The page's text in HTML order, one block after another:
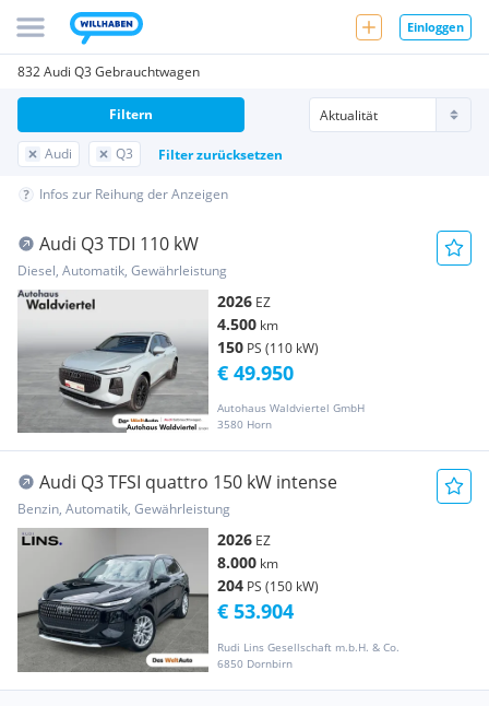
Einloggen
832 Audi Q3 Gebrauchtwagen
Audi Q3 Filter zurücksetzen
Filtern
Infos zur Reihung der Anzeigen
Audi Q3 TDI 110 kW
Diesel, Automatik, Gewährleistung
2026 EZ
4.500 km
150 PS (110 kW)
Autohaus Waldviertel GmbH
3580 Horn
€ 49.950
Audi Q3 TFSI quattro 150 kW intense
Benzin, Automatik, Gewährleistung
2026 EZ
8.000 km
204 PS (150 kW)
Rudi Lins Gesellschaft m.b.H. & Co.
6850 Dornbirn
€ 53.904